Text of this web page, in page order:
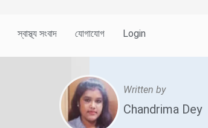
স্বাস্থ্য সংবাদ যোগাযোগ
Login
Written by
Chandrima Dey